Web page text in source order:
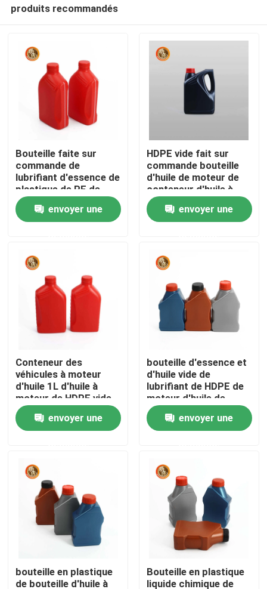
Produits
Vidéos
A propos de nous
Visite d'usine
Contrôle de la qualité
Contact
nouvelles
Bouteille de pilule en plastique
produits recommandés
Bouteille faite sur
commande de
lubrifiant d'essence de
plastique de PE de
bouteille d'huile à
moteur de label
envoyer une
HDPE vide fait sur
commande bouteille
d'huile de moteur de
conteneur d'huile à
moteur de 2 litres
envoyer une
Conteneur des
véhicules à moteur
d'huile 1L d'huile à
moteur de HDPE vide
de bouteille
envoyer une
bouteille d'essence et
d'huile vide de
lubrifiant de HDPE de
moteur d'huile de
moteur d'essence du
pe 1l d'aperçu gratuit
envoyer une
bouteille en plastique
de bouteille d'huile à
Bouteille en plastique
liquide chimique de